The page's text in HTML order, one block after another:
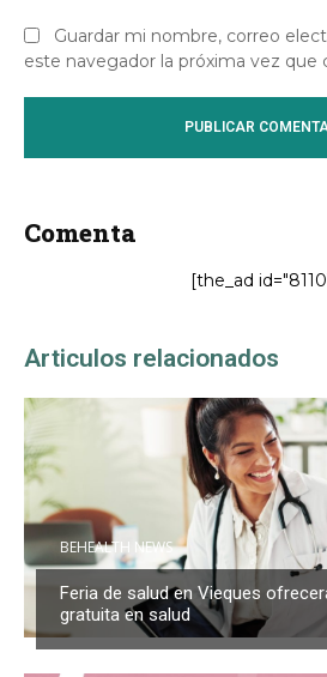
Guardar mi nombre, correo
este navegador la próxima vez que
Comenta
[the_ad
Articulos relacionados
BEHEALTH NEWS
Feria de salud en Vieques
gratuita en salud